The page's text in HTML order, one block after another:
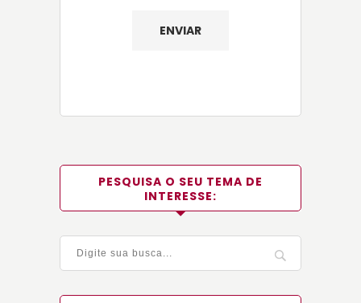
PESQUISA O SEU TEMA DE
INTERESSE: